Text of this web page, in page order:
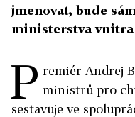
jmenovat, bude
ministerstva
P remiér Andrej
ministrů pro
sestavuje ve